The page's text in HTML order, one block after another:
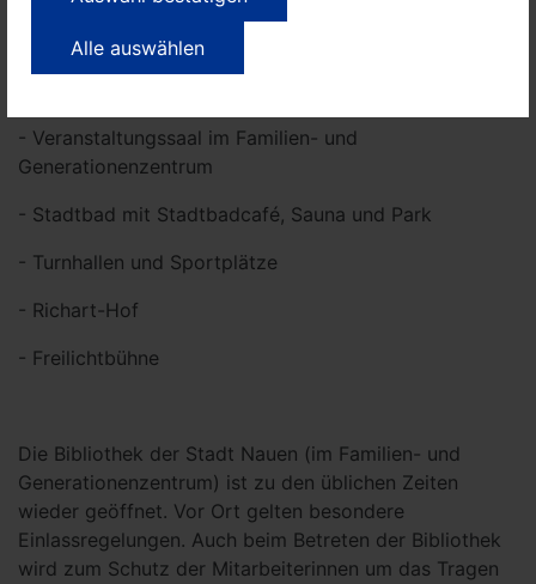
Alle auswählen
- Veranstaltungssaal im Familien- und
Generationenzentrum
- Stadtbad mit Stadtbadcafé, Sauna und Park
- Turnhallen und Sportplätze
- Richart-Hof
- Freilichtbühne
Die Bibliothek der Stadt Nauen (im Familien- und
Generationenzentrum) ist zu den üblichen Zeiten
wieder geöffnet. Vor Ort gelten besondere
Einlassregelungen. Auch beim Betreten der Bibliothek
wird zum Schutz der Mitarbeiterinnen um das Tragen